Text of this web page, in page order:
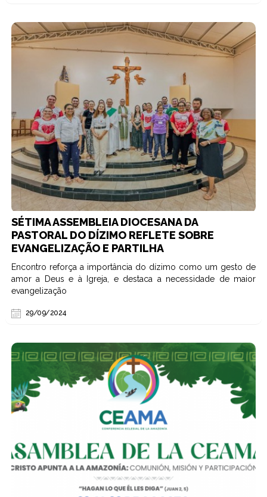
SÉTIMA ASSEMBLEIA DIOCESANA DA
PASTORAL DO DÍZIMO REFLETE SOBRE
EVANGELIZAÇÃO E PARTILHA
Encontro reforça a importância do dízimo como um gesto de
amor a Deus e à Igreja, e destaca a necessidade de maior
evangelização
29/09/2024